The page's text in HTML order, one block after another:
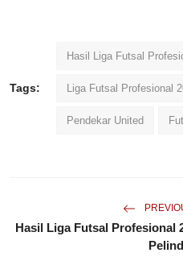
Tags:
Hasil Liga Futsal
Liga Futsal Profesional
Pendekar United
Hasil Liga Futsal Profesional